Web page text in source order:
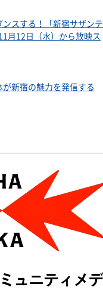
スする！「新宿サザンテ
月12日（水）から放映ス
新宿の魅力を発信する